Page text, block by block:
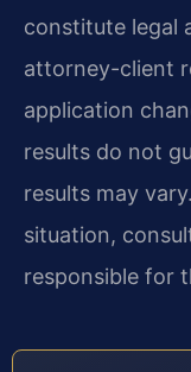
constitute legal
attorney-client
application
results do not
results may
situation,
responsible for